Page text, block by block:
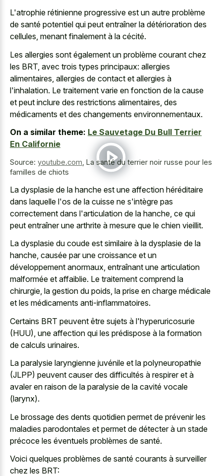
L'atrophie rétinienne progressive est un autre problème
de santé potentiel qui peut entraîner la détérioration des
cellules, menant finalement à la cécité.
Les allergies sont également un problème courant chez
les BRT, avec trois types principaux: allergies
alimentaires, allergies de contact et allergies à
l'inhalation. Le traitement varie en fonction de la cause
et peut inclure des restrictions alimentaires, des
médicaments et des changements environnementaux.
On a similar theme: Le Sauvetage Du Bull Terrier
En Californie
Source: youtube.com La santé du terrier noir russe pour les
familles de chiots
La dysplasie de la hanche est une affection héréditaire
dans laquelle l'os de la cuisse ne s'intègre pas
correctement dans l'articulation de la hanche, ce qui
peut entraîner une arthrite à mesure que le chien vieillit.
La dysplasie du coude est similaire à la dysplasie de la
hanche, causée par une croissance et un
développement anormaux, entraînant une articulation
malformée et affaiblie. Le traitement comprend la
chirurgie, la gestion du poids, la prise en charge médicale
et les médicaments anti-inflammatoires.
Certains BRT peuvent être sujets à l'hyperuricosurie
(HUU), une affection qui les prédispose à la formation
de calculs urinaires.
La paralysie laryngienne juvénile et la polyneuropathie
(JLPP) peuvent causer des difficultés à respirer et à
avaler en raison de la paralysie de la cavité vocale
(larynx).
Le brossage des dents quotidien permet de prévenir les
maladies parodontales et permet de détecter à un stade
précoce les éventuels problèmes de santé.
Voici quelques problèmes de santé courants à surveiller
chez les BRT: